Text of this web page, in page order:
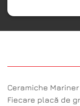
Ceramiche
Fiecare placă de